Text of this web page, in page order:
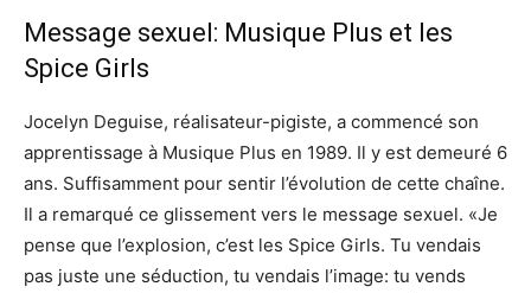
Message sexuel: Musique Plus et les
Spice Girls
Jocelyn Deguise, réalisateur-pigiste, a commencé son
apprentissage à Musique Plus en 1989. Il y est demeuré 6
ans. Suffisamment pour sentir l’évolution de cette chaîne.
Il a remarqué ce glissement vers le message sexuel. «Je
pense que l’explosion, c’est les Spice Girls. Tu vendais
pas juste une séduction, tu vendais l’image: tu vends